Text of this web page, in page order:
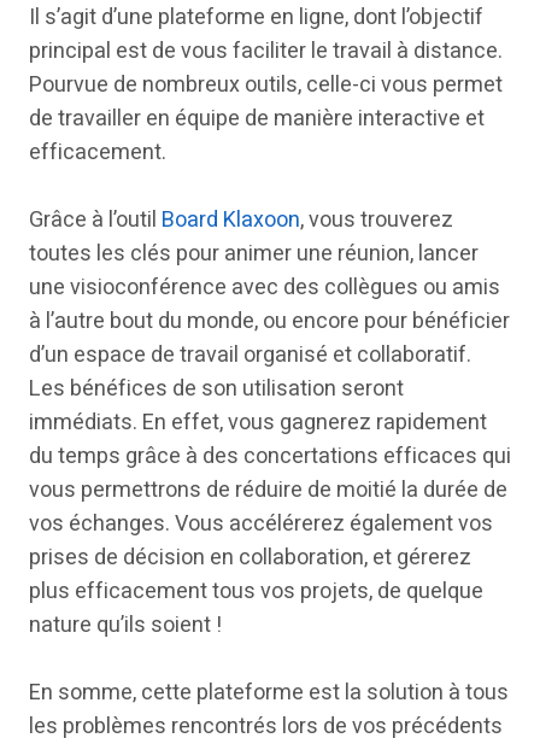
Il s’agit d’une plateforme en ligne, dont l’objectif
principal est de vous faciliter le travail à distance.
Pourvue de nombreux outils, celle-ci vous permet
de travailler en équipe de manière interactive et
efficacement.
Grâce à l’outil Board Klaxoon, vous trouverez
toutes les clés pour animer une réunion, lancer
une visioconférence avec des collègues ou amis
à l’autre bout du monde, ou encore pour bénéficier
d’un espace de travail organisé et collaboratif.
Les bénéfices de son utilisation seront
immédiats. En effet, vous gagnerez rapidement
du temps grâce à des concertations efficaces qui
vous permettrons de réduire de moitié la durée de
vos échanges. Vous accélérerez également vos
prises de décision en collaboration, et gérerez
plus efficacement tous vos projets, de quelque
nature qu’ils soient !
En somme, cette plateforme est la solution à tous
les problèmes rencontrés lors de vos précédents